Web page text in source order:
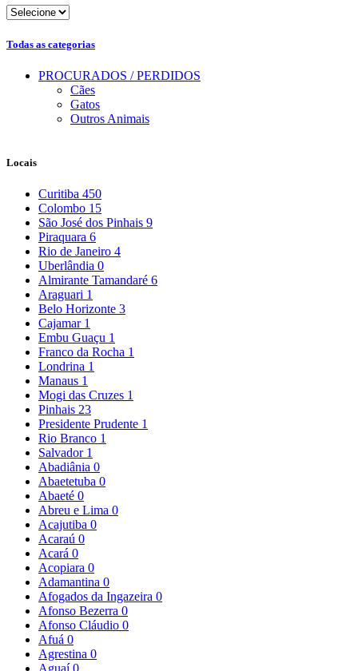
Todas as categorias
PROCURADOS / PERDIDOS
Cães
Gatos
Outros Animais
Locais
Curitiba 450
Colombo 15
São José dos Pinhais 9
Piraquara 6
Rio de Janeiro 4
Uberlândia 0
Almirante Tamandaré 6
Araguari 1
Belo Horizonte 3
Cajamar 1
Embu Guaçu 1
Franco da Rocha 1
Londrina 1
Manaus 1
Mogi das Cruzes 1
Pinhais 23
Presidente Prudente 1
Rio Branco 1
Salvador 1
Abadiânia 0
Abaetetuba 0
Abaeté 0
Abreu e Lima 0
Acajutiba 0
Acaraú 0
Acará 0
Acopiara 0
Adamantina 0
Afogados da Ingazeira 0
Afonso Bezerra 0
Afonso Cláudio 0
Afuá 0
Agrestina 0
Aguaí0